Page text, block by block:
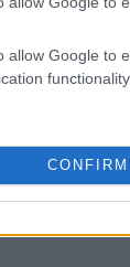
allow Google to
CONFIRM